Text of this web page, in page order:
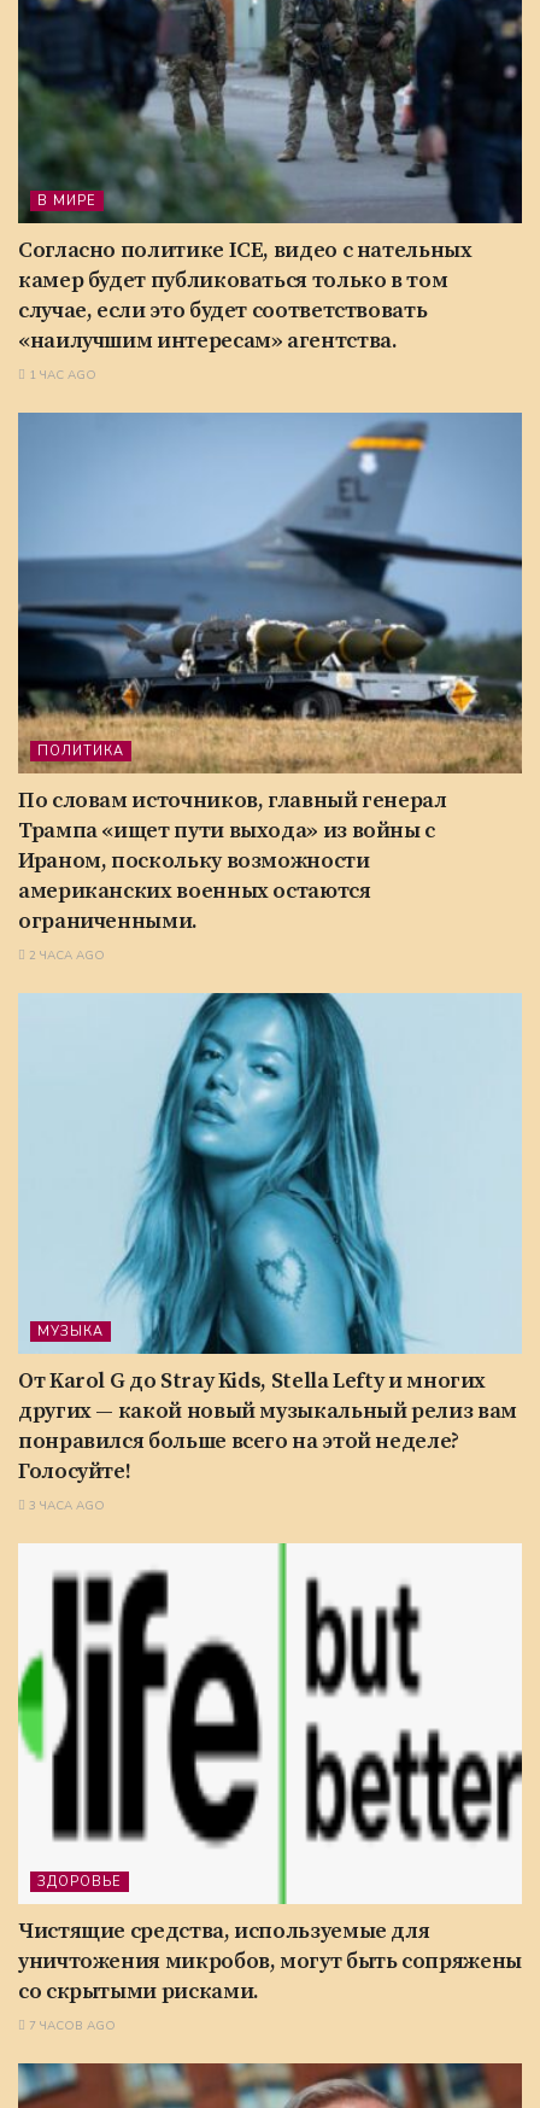
В МИРЕ
Согласно политике ICE, видео с нательных
камер будет публиковаться только в том
случае, если это будет соответствовать
«наилучшим интересам» агентства.
1 ЧАС AGO
ПОЛИТИКА
По словам источников, главный генерал
Трампа «ищет пути выхода» из войны с
Ираном, поскольку возможности
американских военных остаются
ограниченными.
2 ЧАСА AGO
МУЗЫКА
От Karol G до Stray Kids, Stella Lefty и многих
других — какой новый музыкальный релиз вам
понравился больше всего на этой неделе?
Голосуйте!
3 ЧАСА AGO
ЗДОРОВЬЕ
Чистящие средства, используемые для
уничтожения микробов, могут быть сопряжены
со скрытыми рисками.
7 ЧАСОВ AGO